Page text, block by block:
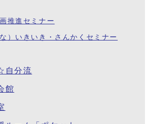
推進セミナー
）いきいき・さんかくセミナー
自分流
館